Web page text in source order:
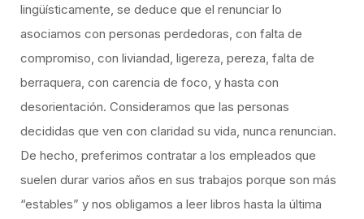
lingüísticamente, se deduce que el renunciar lo
asociamos con personas perdedoras, con falta de
compromiso, con liviandad, ligereza, pereza, falta de
berraquera, con carencia de foco, y hasta con
desorientación. Consideramos que las personas
decididas que ven con claridad su vida, nunca renuncian.
De hecho, preferimos contratar a los empleados que
suelen durar varios años en sus trabajos porque son más
“estables” y nos obligamos a leer libros hasta la última